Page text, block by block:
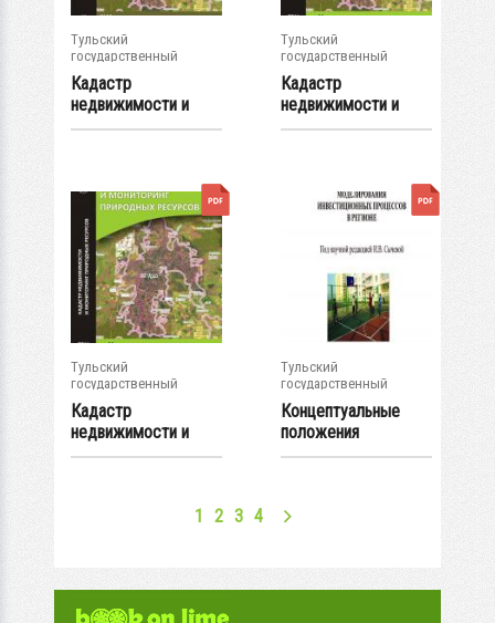
Тульский
государственный
университет
Кадастр
недвижимости и
мониторинг
Тульский
государственный
университет
Кадастр
недвижимости и
мониторинг
Тульский
государственный
университет
Кадастр
недвижимости и
мониторинг
Тульский
государственный
университет
Концептуальные
положения
экономико-...
1 2 3 4